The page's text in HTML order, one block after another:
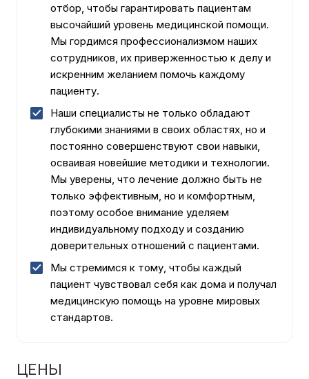
отбор, чтобы гарантировать пациентам
высочайший уровень медицинской помощи.
Мы гордимся профессионализмом наших
сотрудников, их приверженностью к делу и
искренним желанием помочь каждому
пациенту.
Наши специалисты не только обладают
глубокими знаниями в своих областях, но и
постоянно совершенствуют свои навыки,
осваивая новейшие методики и технологии.
Мы уверены, что лечение должно быть не
только эффективным, но и комфортным,
поэтому особое внимание уделяем
индивидуальному подходу и созданию
доверительных отношений с пациентами.
Мы стремимся к тому, чтобы каждый
пациент чувствовал себя как дома и получал
медицинскую помощь на уровне мировых
стандартов.
ЦЕНЫ